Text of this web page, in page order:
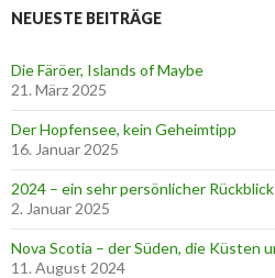
NEUESTE BEITRÄGE
Die Färöer, Islands of Maybe
21. März 2025
Der Hopfensee, kein Geheimtipp
16. Januar 2025
2024 – ein sehr persönlicher Rückblick
2. Januar 2025
Nova Scotia – der Süden, die Küsten
11. August 2024